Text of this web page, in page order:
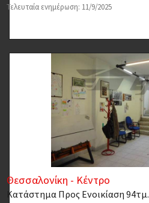
Τελευταία ενημέρωση: 11/9/2025
Θεσσαλονίκη - Κέντρο
Κατάστημα Προς Ενοικίαση 94τμ.